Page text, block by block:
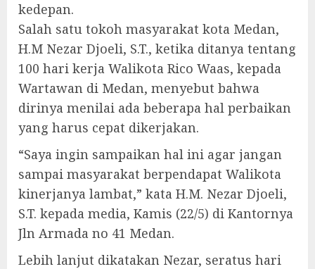
kedepan.
Salah satu tokoh masyarakat kota Medan,
H.M Nezar Djoeli, S.T., ketika ditanya tentang
100 hari kerja Walikota Rico Waas, kepada
Wartawan di Medan, menyebut bahwa
dirinya menilai ada beberapa hal perbaikan
yang harus cepat dikerjakan.
“Saya ingin sampaikan hal ini agar jangan
sampai masyarakat berpendapat Walikota
kinerjanya lambat,” kata H.M. Nezar Djoeli,
S.T. kepada media, Kamis (22/5) di Kantornya
Jln Armada no 41 Medan.
Lebih lanjut dikatakan Nezar, seratus hari